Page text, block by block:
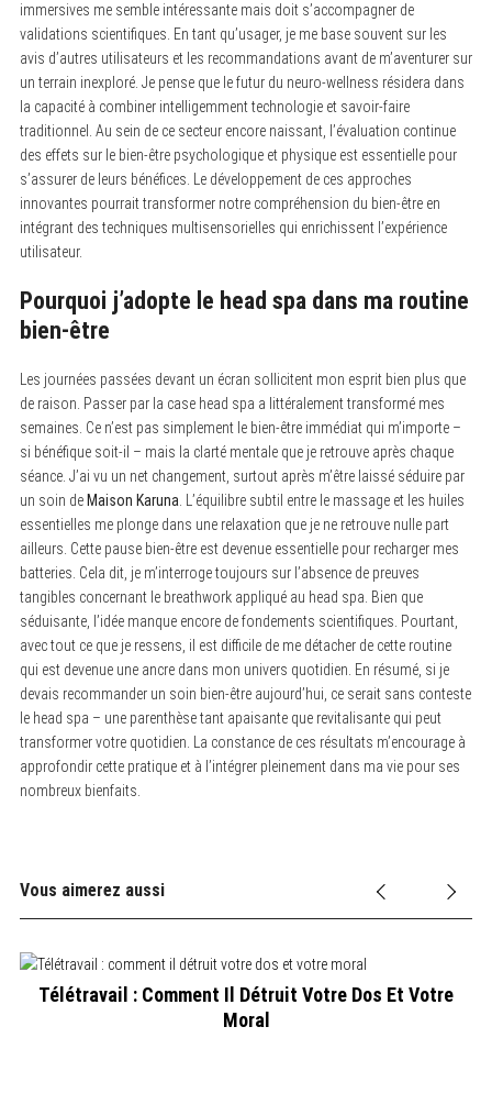
immersives me semble intéressante mais doit s’accompagner de
validations scientifiques. En tant qu’usager, je me base souvent sur les
avis d’autres utilisateurs et les recommandations avant de m’aventurer sur
un terrain inexploré. Je pense que le futur du neuro-wellness résidera dans
la capacité à combiner intelligemment technologie et savoir-faire
traditionnel. Au sein de ce secteur encore naissant, l’évaluation continue
des effets sur le bien-être psychologique et physique est essentielle pour
s’assurer de leurs bénéfices. Le développement de ces approches
innovantes pourrait transformer notre compréhension du bien-être en
intégrant des techniques multisensorielles qui enrichissent l’expérience
utilisateur.
Pourquoi j’adopte le head spa dans ma routine
bien-être
Les journées passées devant un écran sollicitent mon esprit bien plus que
de raison. Passer par la case head spa a littéralement transformé mes
semaines. Ce n’est pas simplement le bien-être immédiat qui m’importe –
si bénéfique soit-il – mais la clarté mentale que je retrouve après chaque
séance. J’ai vu un net changement, surtout après m’être laissé séduire par
un soin de Maison Karuna . L’équilibre subtil entre le massage et les huiles
essentielles me plonge dans une relaxation que je ne retrouve nulle part
ailleurs. Cette pause bien-être est devenue essentielle pour recharger mes
batteries. Cela dit, je m’interroge toujours sur l’absence de preuves
tangibles concernant le breathwork appliqué au head spa. Bien que
séduisante, l’idée manque encore de fondements scientifiques. Pourtant,
avec tout ce que je ressens, il est difficile de me détacher de cette routine
qui est devenue une ancre dans mon univers quotidien. En résumé, si je
devais recommander un soin bien-être aujourd’hui, ce serait sans conteste
le head spa – une parenthèse tant apaisante que revitalisante qui peut
transformer votre quotidien. La constance de ces résultats m’encourage à
approfondir cette pratique et à l’intégrer pleinement dans ma vie pour ses
nombreux bienfaits.
Vous aimerez aussi
Télétravail : Comment Il Détruit Votre Dos Et Votre
Moral